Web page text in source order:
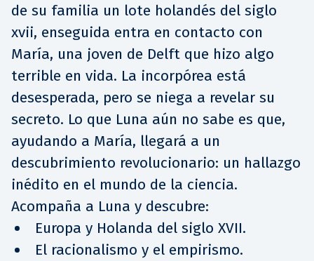
de su familia un lote holandés del siglo
xvii, enseguida entra en contacto con
María, una joven de Delft que hizo algo
terrible en vida. La incorpórea está
desesperada, pero se niega a revelar su
secreto. Lo que Luna aún no sabe es que,
ayudando a María, llegará a un
descubrimiento revolucionario: un hallazgo
inédito en el mundo de la ciencia.
Acompaña a Luna y descubre:
Europa y Holanda del siglo XVII.
El racionalismo y el empirismo.